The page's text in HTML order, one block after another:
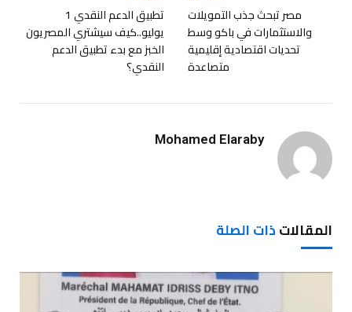
مصر تبحث جذب التمويلات
والاستثمارات في باكو وسط
تحديات اقتصادية إقليمية
متصاعدة
تطبيق الدعم النقدي 1
يوليو..كيف سيشتري المصريون
الخبز مع بدء تطبيق الدعم
النقدي؟
Mohamed Elaraby
المقالاتذات الصلة